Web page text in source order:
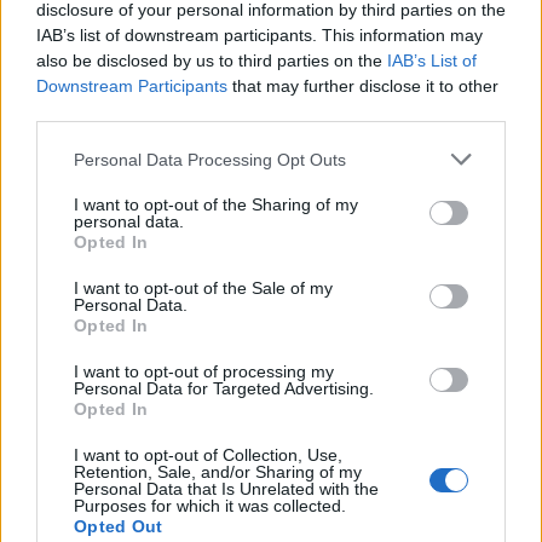
disclosure of your personal information by third parties on the
IAB’s list of downstream participants. This information may
also be disclosed by us to third parties on the IAB’s List of
Downstream Participants that may further disclose it to other
Personal Data Processing Opt Outs
I want to opt-out of the Sharing of my
personal data.
Opted In
I want to opt-out of the Sale of my
Personal Data.
Opted In
I want to opt-out of processing my
Personal Data for Targeted Advertising.
Opted In
I want to opt-out of Collection, Use,
Retention, Sale, and/or Sharing of my
Personal Data that Is Unrelated with the
Purposes for which it was collected.
Opted Out
Μπορεί επίσης να σε ενδιαφέρει
ΑΘΛΗΤΙΚΆ
Αντιγόνη
Ντρισμπιώτη:
Κατέκτησε το χάλκινο
μετάλλιο στα 35 χλμ
βάδην στο
Παγκόσμιο…
ΠΟΛΙΤΙΚΉ
Μηδενική ανοχή στην
οπαδική βία: Τα 4+2
Ανοιχτό το
ενδεχόμενο ακόμα…
ΠΟΛΙΤΙΚΉ ΑΘΛΗΤΙΚΆ